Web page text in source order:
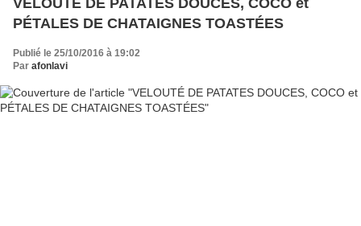
VELOUTÉ DE PATATES DOUCES, COCO et
PÉTALES DE CHATAIGNES TOASTÉES
Publié le 25/10/2016 à 19:02
Par afonlavi